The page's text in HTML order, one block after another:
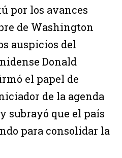
por los avances
de Washington
auspicios del
Donald
el papel de
de la agenda
subrayó que el país
para consolidar la